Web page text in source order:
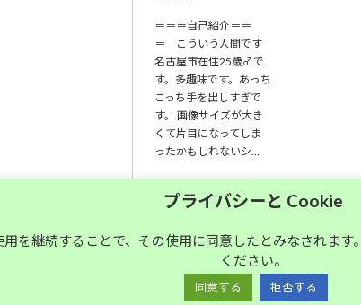
＝＝＝自己紹介＝＝
＝ こういう人間です
名古屋市在住25歳♂で
す。多趣味です。あっち
こっち手を出しすぎで
す。 画像サイズが大き
くて片目になってしま
ったかもしれないシ…
大須中毒名古屋人
のブログ
Copyright © 大須中毒名古屋人のブログ All Rights
withLightning Theme&VK All in
プライバシーと Cookie
を継続することで、その使用に同意したとみなされま
ください。
同意する 拒否する